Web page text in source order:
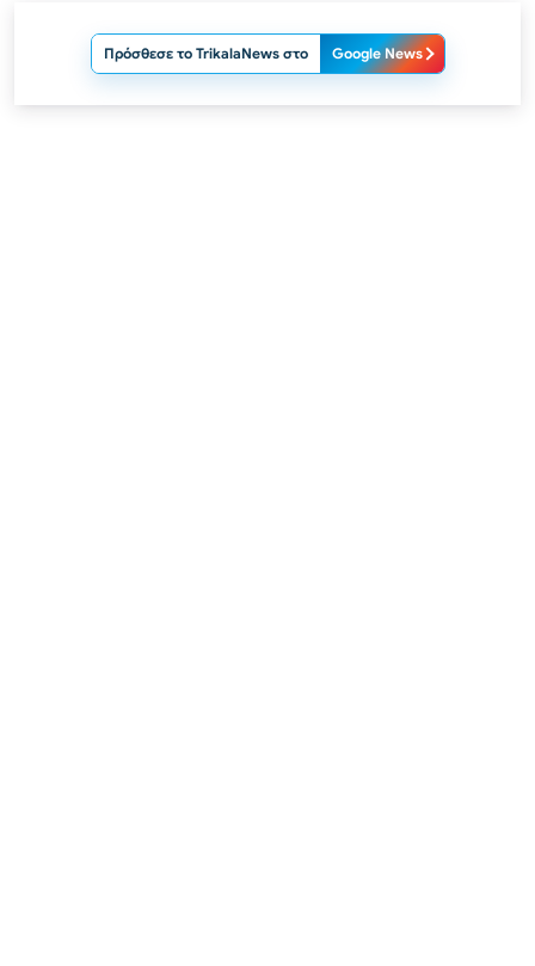
Πρόσθεσε το TrikalaNews στο Google News